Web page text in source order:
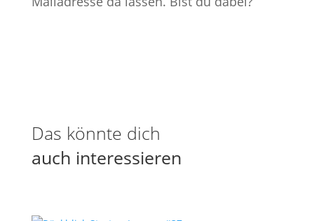
Das könnte dich
auch interessieren